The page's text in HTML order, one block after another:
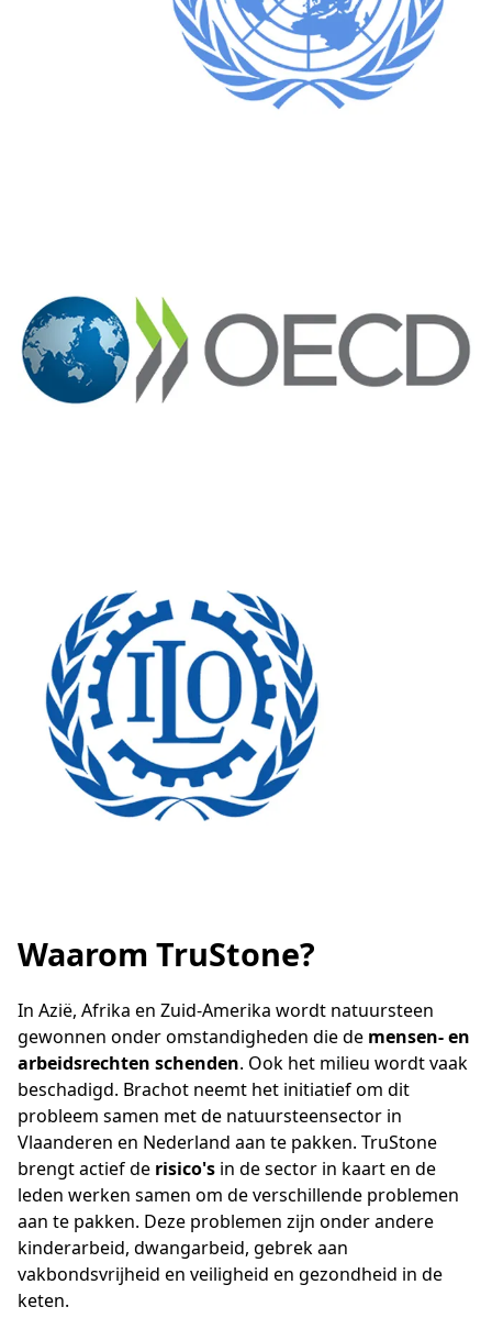
Waarom TruStone?
In Azië, Afrika en Zuid-Amerika wordt natuursteen
gewonnen onder omstandigheden die de mensen- en
arbeidsrechten schenden. Ook het milieu wordt vaak
beschadigd. Brachot neemt het initiatief om dit
probleem samen met de natuursteensector in
Vlaanderen en Nederland aan te pakken. TruStone
brengt actief de risico's in de sector in kaart en de
leden werken samen om de verschillende problemen
aan te pakken. Deze problemen zijn onder andere
kinderarbeid, dwangarbeid, gebrek aan
vakbondsvrijheid en veiligheid en gezondheid in de
keten.